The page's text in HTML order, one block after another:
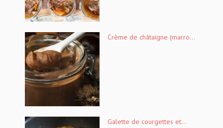
Crème de châtaigne (marro...
Galette de courgettes et...